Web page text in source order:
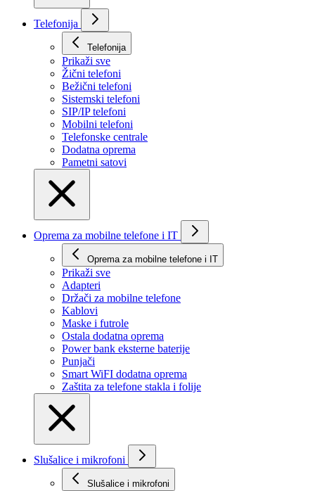
Telefonija
Telefonija
Prikaži svе
Žični telefoni
Bežični telefoni
Sistemski telefoni
SIP/IP telefoni
Mobilni telefoni
Telefonske centrale
Dodatna oprema
Pametni satovi
Oprema za mobilne telefone i IT
Oprema za mobilne telefone i IT
Prikaži svе
Adapteri
Držači za mobilne telefone
Kablovi
Maske i futrole
Ostala dodatna oprema
Power bank eksterne baterije
Punjači
Smart WiFI dodatna oprema
Zaštita za telefone stakla i folije
Slušalice i mikrofoni
Slušalice i mikrofoni